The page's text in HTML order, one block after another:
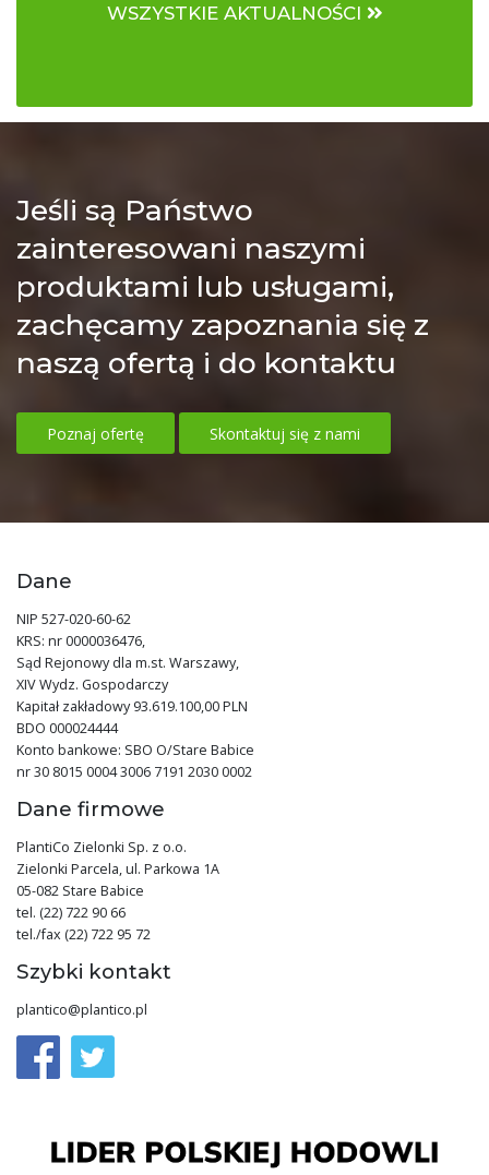
WSZYSTKIE AKTUALNOŚCI
Jeśli są Państwo
zainteresowani naszymi
produktami lub usługami,
zachęcamy zapoznania się z
naszą ofertą i do kontaktu
Poznaj ofertę Skontaktuj się z nami
Dane
NIP 527-020-60-62
KRS: nr 0000036476,
Sąd Rejonowy dla m.st. Warszawy,
XIV Wydz. Gospodarczy
Kapitał zakładowy 93.619.100,00 PLN
BDO 000024444
Konto bankowe: SBO O/Stare Babice
nr 30 8015 0004 3006 7191 2030 0002
Dane firmowe
PlantiCo Zielonki Sp. z o.o.
Zielonki Parcela, ul. Parkowa 1A
05-082 Stare Babice
tel. (22) 722 90 66
tel./fax (22) 722 95 72
Szybki kontakt
plantico@plantico.pl